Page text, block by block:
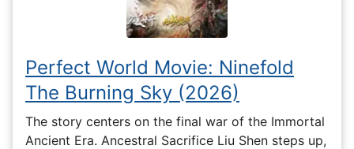
Perfect World Movie: Ninefold
The Burning Sky (2026)
The story centers on the final war of the Immortal
Ancient Era. Ancestral Sacrifice Liu Shen steps up,